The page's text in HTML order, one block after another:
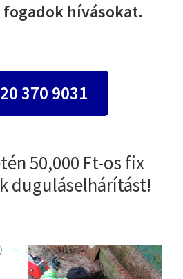
hívásokat.
370 9031
50,000 Ft-os fix
duguláselhárítást!